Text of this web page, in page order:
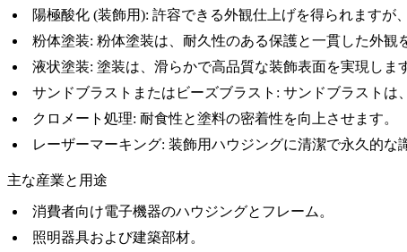
陽極酸化 (装飾用): 許容できる外観仕上げを得られますが
粉体塗装: 粉体塗装は、耐久性のある保護と一貫した外観
液状塗装: 塗装は、滑らかで高品質な装飾表面を実現しま
サンドブラストまたはビーズブラスト : サンドブラスト は
クロメート処理: 耐食性と塗料の密着性を向上させます。
レーザーマーキング: 装飾用ハウジングに清潔で永久的な
主な産業と用途
消費者向け電子機器のハウジングとフレーム。
照明器具および建築部材。